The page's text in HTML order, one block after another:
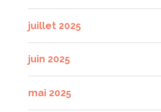
juillet 2025
juin 2025
mai 2025